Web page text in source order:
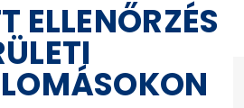
ELLENŐRZÉS